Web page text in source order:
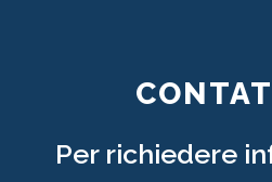
Per richiedere